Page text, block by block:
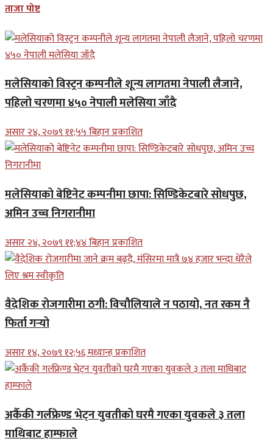
ताजा पोष्ट
मलेसियाको विस्ट्रन कम्पनीले शून्य लागतमा नेपाली लैजाने,
पहिलो चरणमा ४५० नेपाली मलेसिया जाँदै
असार २४, २०७९ ११;५५ बिहान प्रकाशित
मलेसियाको बेष्टिनेट कम्पनीमा छापा: सिण्डिकेटबारे सोधपुछ,
अमिन उच्च निगरानीमा
असार २४, २०७९ ११;४४ बिहान प्रकाशित
वैदेशिक रोजगारीमा ठगी: विचौलियाले न पठायो, नत रकम नै
फिर्ता गर्‍यो
असार १४, २०७९ १२;५६ मध्यान्ह प्रकाशित
अर्कैकी गर्लफ्रेण्ड भेट्न युवतीको घरमै गएका युवकले ३ तला
माथिबाट हाम्फाले